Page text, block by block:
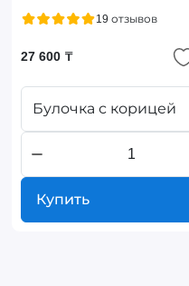
19 отзывов
27 600 ₸
Булочка с корицей
Купить